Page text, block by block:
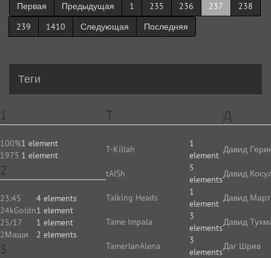
Первая Предыдущая 1 235 236 237
238
239
1410 Следующая Последняя
Теги
1
100%1 element
1975 1 element
2
23:45
4 elements
24kGoldn1 element
25/17
1 element
2Маши
2 elements
3
T
T-Killah
1
element
tAISh
5
elements
Talking Heads
1
element
Tame Impala
3
elements
TamerlanAlena
3
elements
Д
Давид
Давид
Давид
Давид
Даг Шрив